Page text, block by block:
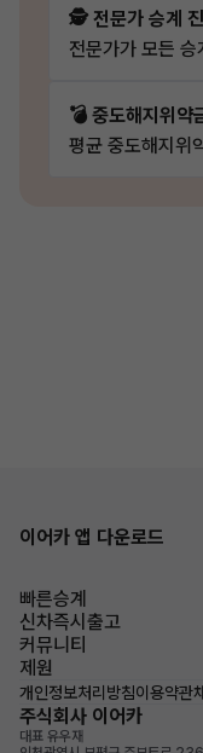
🕵️ 전문가 승계
전문가가 모든
💣 중도해지위약
평균 중도해지위
이어카 앱 다운로드
빠른승계
신차즉시출고
커뮤니티
제원
개인정보처리방침이용약관
주식회사 이어카
대표 유우재